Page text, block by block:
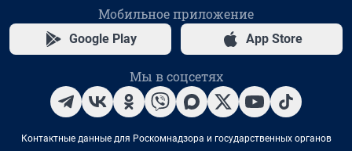
Мобильное приложение
Google Play App Store
Мы в соцсетях
Контактные данные для Роскомнадзора и государственных органов